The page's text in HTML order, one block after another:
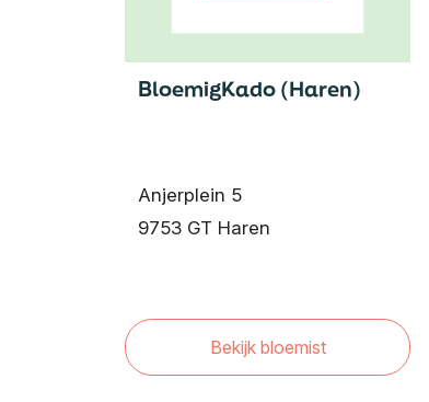
BloemigKado (Haren)
Anjerplein 5
9753 GT Haren
Bekijk bloemist